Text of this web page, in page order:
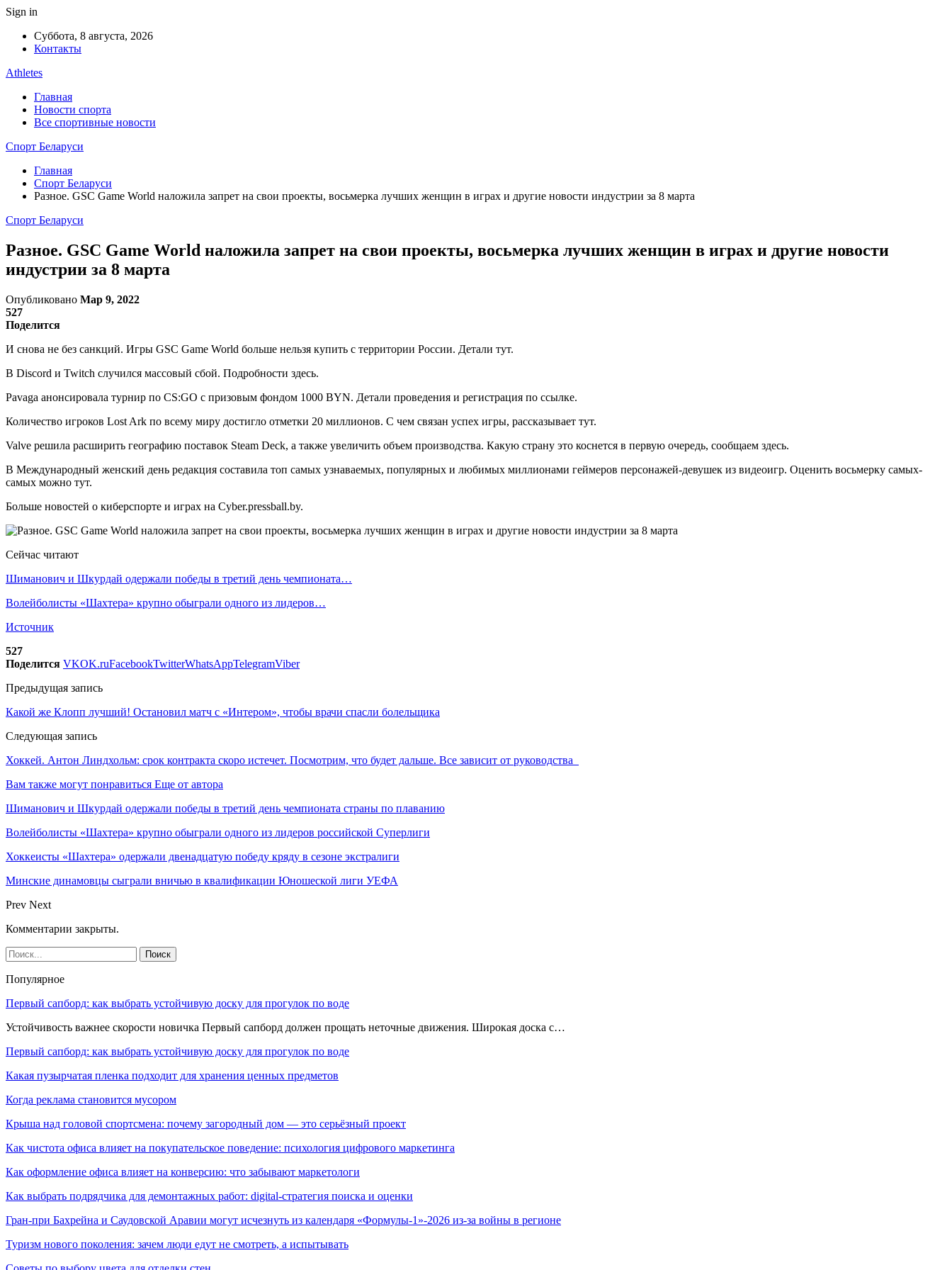
Sign in
Суббота, 8 августа, 2026
Контакты
Athletes
Главная
Новости спорта
Все спортивные новости
Спорт Беларуси
Главная
Спорт Беларуси
Разное. GSC Game World наложила запрет на свои проекты, восьмерка лучших женщин в играх и другие новости индустрии за 8 марта
Спорт Беларуси
Разное. GSC Game World наложила запрет на свои проекты, восьмерка лучших женщин в играх и другие новости
индустрии за 8 марта
Опубликовано Мар 9, 2022
527
Поделится
И снова не без санкций. Игры GSC Game World больше нельзя купить с территории России. Детали тут.
В Discord и Twitch случился массовый сбой. Подробности здесь.
Pavaga анонсировала турнир по CS:GO с призовым фондом 1000 BYN. Детали проведения и регистрация по ссылке.
Количество игроков Lost Ark по всему миру достигло отметки 20 миллионов. С чем связан успех игры, рассказывает тут.
Valve решила расширить географию поставок Steam Deck, а также увеличить объем производства. Какую страну это коснется в первую очередь, сообщаем здесь.
В Международный женский день редакция составила топ самых узнаваемых, популярных и любимых миллионами геймеров персонажей-девушек из видеоигр. Оценить восьмерку самых-
самых можно тут.
Больше новостей о киберспорте и играх на Cyber.pressball.by.
Сейчас читают
Шиманович и Шкурдай одержали победы в третий день чемпионата…
Волейболисты «Шахтера» крупно обыграли одного из лидеров…
Источник
527
Поделится VKOK.ruFacebookTwitterWhatsAppTelegramViber
Предыдущая запись
Какой же Клопп лучший! Остановил матч с «Интером», чтобы врачи спасли болельщика
Следующая запись
Хоккей. Антон Линдхольм: срок контракта скоро истечет. Посмотрим, что будет дальше. Все зависит от руководства
Вам также могут понравиться Еще от автора
Шиманович и Шкурдай одержали победы в третий день чемпионата страны по плаванию
Волейболисты «Шахтера» крупно обыграли одного из лидеров российской Суперлиги
Хоккеисты «Шахтера» одержали двенадцатую победу кряду в сезоне экстралиги
Минские динамовцы сыграли вничью в квалификации Юношеской лиги УЕФА
Prev Next
Комментарии закрыты.
Популярное
Первый сапборд: как выбрать устойчивую доску для прогулок по воде
Устойчивость важнее скорости новичка Первый сапборд должен прощать неточные движения. Широкая доска с…
Первый сапборд: как выбрать устойчивую доску для прогулок по воде
Какая пузырчатая пленка подходит для хранения ценных предметов
Когда реклама становится мусором
Крыша над головой спортсмена: почему загородный дом — это серьёзный проект
Как чистота офиса влияет на покупательское поведение: психология цифрового маркетинга
Как оформление офиса влияет на конверсию: что забывают маркетологи
Как выбрать подрядчика для демонтажных работ: digital-стратегия поиска и оценки
Гран-при Бахрейна и Саудовской Аравии могут исчезнуть из календаря «Формулы-1»-2026 из-за войны в регионе
Туризм нового поколения: зачем люди едут не смотреть, а испытывать